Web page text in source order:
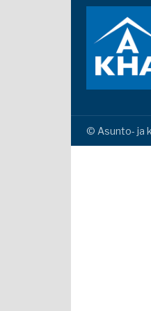
© Asunto- ja